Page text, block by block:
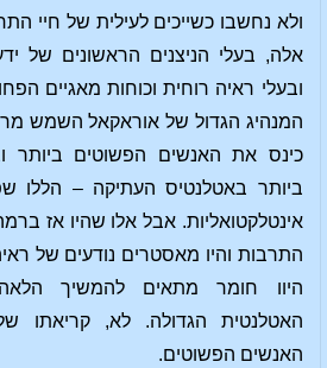
ולא נחשבו כשייכים לעילית של חיי
אלה, בעלי הניצנים הראשונים של
ובעלי ראיה רוחית וכוחות מאגיים
המנהיג הגדול של אוראקאל השמש
כינס את האנשים הפשוטים ביותר
ביותר באטלנטיס העתיקה – הללו
אינטלקטואליות. אבל אלו שהיו אז
התרבות והיו מאסטרים נודעים של
היוו חומר מתאים להמשיך
האטלנטית הגדולה. לא, קריאתו
האנשים הפשוטים.